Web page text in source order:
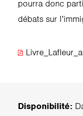
pourra donc
débats sur
Disponibilité: